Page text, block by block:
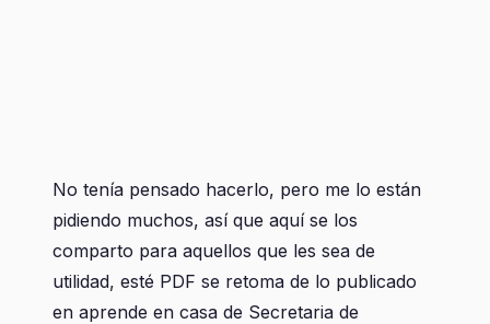
No tenía pensado hacerlo, pero me lo están
pidiendo muchos, así que aquí se los
comparto para aquellos que les sea de
utilidad, esté PDF se retoma de lo publicado
en aprende en casa de Secretaria de